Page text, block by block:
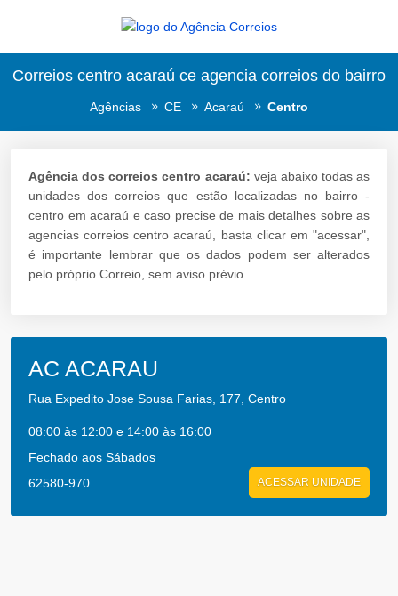
Correios centro acaraú ce agencia correios do bairro
Agências CE Acaraú Centro
Agência dos correios centro acaraú: veja abaixo todas as
unidades dos correios que estão localizadas no bairro -
centro em acaraú e caso precise de mais detalhes sobre as
agencias correios centro acaraú, basta clicar em "acessar",
é importante lembrar que os dados podem ser alterados
pelo próprio Correio, sem aviso prévio.
AC ACARAU
Rua Expedito Jose Sousa Farias, 177, Centro
08:00 às 12:00 e 14:00 às 16:00
Fechado aos Sábados
62580-970
ACESSAR UNIDADE